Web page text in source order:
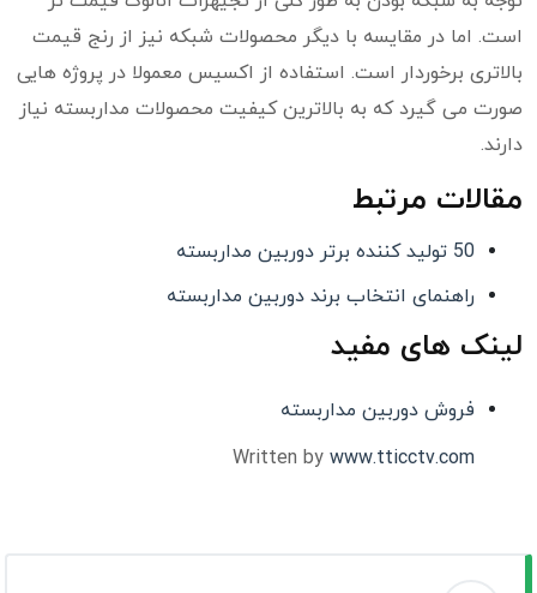
است. اما در مقایسه با دیگر محصولات شبکه نیز از رنج قیمت
بالاتری برخوردار است. استفاده از اکسیس معمولا در پروژه هایی
صورت می گیرد که به بالاترین کیفیت محصولات مداربسته نیاز
دارند.
مقالات مرتبط
50 تولید کننده برتر دوربین مداربسته
راهنمای انتخاب برند دوربین مداربسته
لینک های مفید
فروش دوربین مداربسته
Written by www.tticctv.com